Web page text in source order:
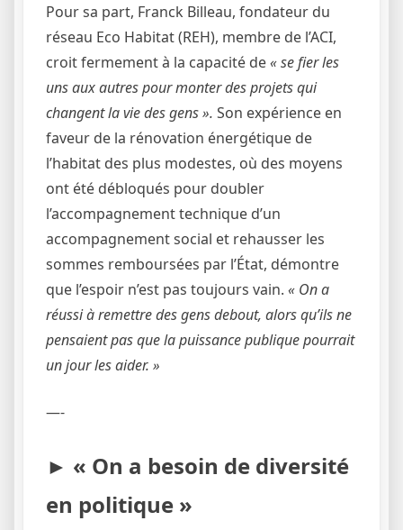
Pour sa part, Franck Billeau, fondateur du
réseau Eco Habitat (REH), membre de l’ACI,
croit fermement à la capacité de« se fier les
uns aux autres pour monter des projets qui
changent la vie des gens ». Son expérience en
faveur de la rénovation énergétique de
l’habitat des plus modestes, où des moyens
ont été débloqués pour doubler
l’accompagnement technique d’un
accompagnement social et rehausser les
sommes remboursées par l’État, démontre
que l’espoir n’est pas toujours vain. « On a
réussi à remettre des gens debout, alors qu’ils ne
pensaient pas que la puissance publique pourrait
un jour les aider. »
—-
► « On a besoin de diversité
en politique »